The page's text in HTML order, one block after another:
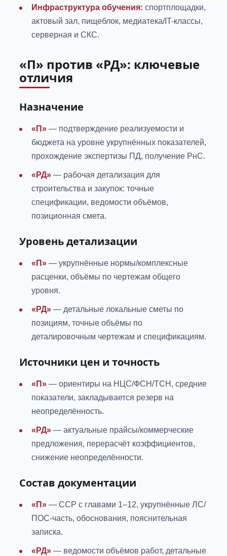
Инфраструктура обучения: спортплощадки,
актовый зал, пищеблок, медиатека/IT-классы,
серверная и СКС.
«П» против «РД»: ключевые
отличия
Назначение
«П» — подтверждение реализуемости и
бюджета на уровне укрупнённых показателей,
прохождение экспертизы ПД, получение РнС.
«РД» — рабочая детализация для
строительства и закупок: точные
спецификации, ведомости объёмов,
позиционная смета.
Уровень детализации
«П» — укрупнённые нормы/комплексные
расценки, объёмы по чертежам общего
уровня.
«РД» — детальные локальные сметы по
позициям, точные объёмы по
деталировочным чертежам и спецификациям.
Источники цен и точность
«П» — ориентиры на НЦС/ФСН/ТСН, средние
показатели, закладывается резерв на
неопределённость.
«РД» — актуальные прайсы/коммерческие
предложения, перерасчёт коэффициентов,
снижение неопределённости.
Состав документации
«П» — ССР с главами 1–12, укрупнённые ЛС/
ПОС-часть, обоснования, пояснительная
записка.
«РД» — ведомости объёмов работ, детальные